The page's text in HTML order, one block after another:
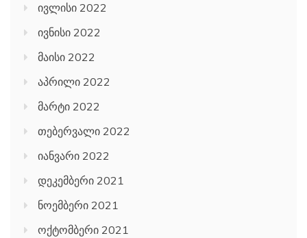
ივლისი 2022
ივნისი 2022
მაისი 2022
აპრილი 2022
მარტი 2022
თებერვალი 2022
იანვარი 2022
დეკემბერი 2021
ნოემბერი 2021
ოქტომბერი 2021